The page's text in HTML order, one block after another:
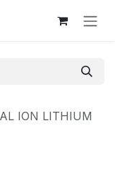
ION LITHIUM